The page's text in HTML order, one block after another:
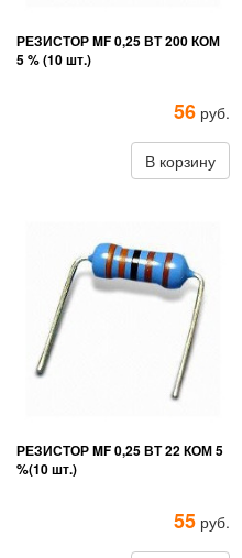
РЕЗИСТОР MF 0,25 ВТ 200 КОМ
5 % (10 шт.)
56 руб.
В корзину
РЕЗИСТОР MF 0,25 ВТ 22 КОМ 5
%(10 шт.)
55 руб.